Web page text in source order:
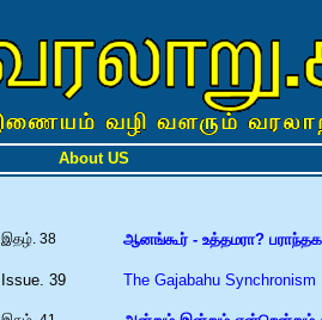
About US
இதழ். 38 ஆனங்கூர் - உத்தமரா?
Issue. 39 The Gajabahu Synchronism